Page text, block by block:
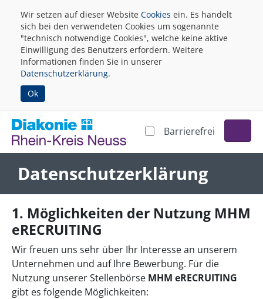
Wir setzen auf dieser Website Cookies ein. Es handelt
sich bei den verwendeten Cookies um sogenannte
"technisch notwendige Cookies", welche keine aktive
Einwilligung des Benutzers erfordern. Weitere
Informationen finden Sie in unserer
Datenschutzerklärung.
Ok
Barrierefrei
Datenschutzerklärung
1. Möglichkeiten der Nutzung MHM
eRECRUITING
Wir freuen uns sehr über Ihr Interesse an unserem
Unternehmen und auf Ihre Bewerbung. Für die
Nutzung unserer Stellenbörse MHM eRECRUITING
gibt es folgende Möglichkeiten: